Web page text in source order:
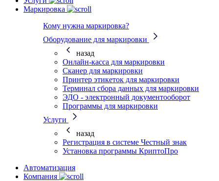
Маркировка
Кому нужна маркировка?
Оборудование для маркировки
назад
Онлайн-касса для маркировки
Сканер для маркировки
Принтер этикеток для маркировки
Терминал сбора данных для маркировки
ЭДО - электронный документооборот
Программы для маркировки
Услуги
назад
Регистрация в системе Честный знак
Установка программы КриптоПро
Автоматизация
Компания